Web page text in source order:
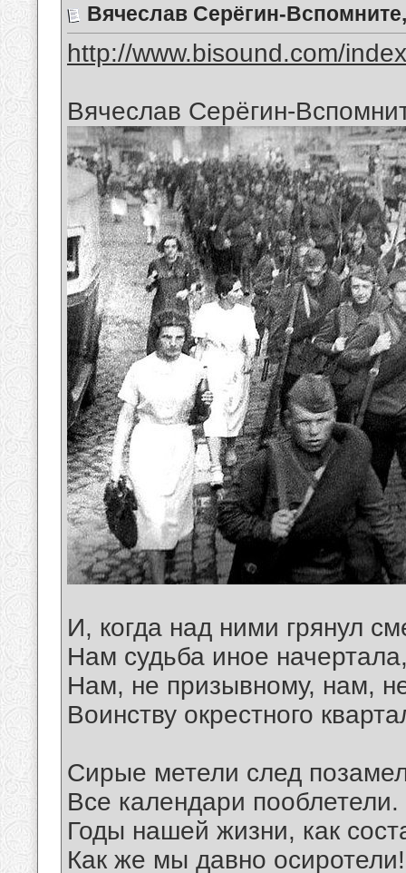
Вячеслав Серёгин-
http://www.bisound.com/
Вячеслав Серёгин-
И, когда над ними грянул
Нам судьба иное
Нам, не призывному, нам,
Воинству окрестного
Сирые метели след
Все календари пооблетели.
Годы нашей жизни, как
Как же мы давно осиротели!